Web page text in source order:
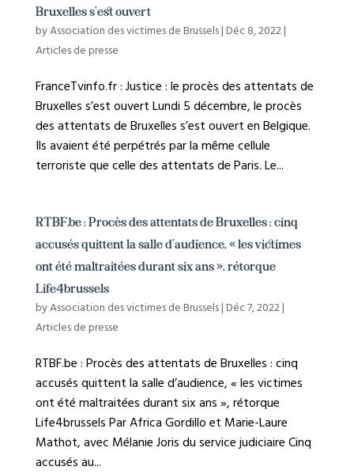
Bruxelles s’est ouvert
byAssociation des victimes de Brussels|Déc 8, 2022|
Articles de presse
FranceTvinfo.fr : Justice : le procès des attentats de
Bruxelles s’est ouvert Lundi 5 décembre, le procès
des attentats de Bruxelles s’est ouvert en Belgique.
Ils avaient été perpétrés par la même cellule
terroriste que celle des attentats de Paris. Le...
RTBF.be : Procès des attentats de Bruxelles : cinq
accusés quittent la salle d’audience, « les victimes
ont été maltraitées durant six ans », rétorque
Life4brussels
byAssociation des victimes de Brussels|Déc 7, 2022|
Articles de presse
RTBF.be : Procès des attentats de Bruxelles : cinq
accusés quittent la salle d’audience, « les victimes
ont été maltraitées durant six ans », rétorque
Life4brussels Par Africa Gordillo et Marie-Laure
Mathot, avec Mélanie Joris du service judiciaire Cinq
accusés au...